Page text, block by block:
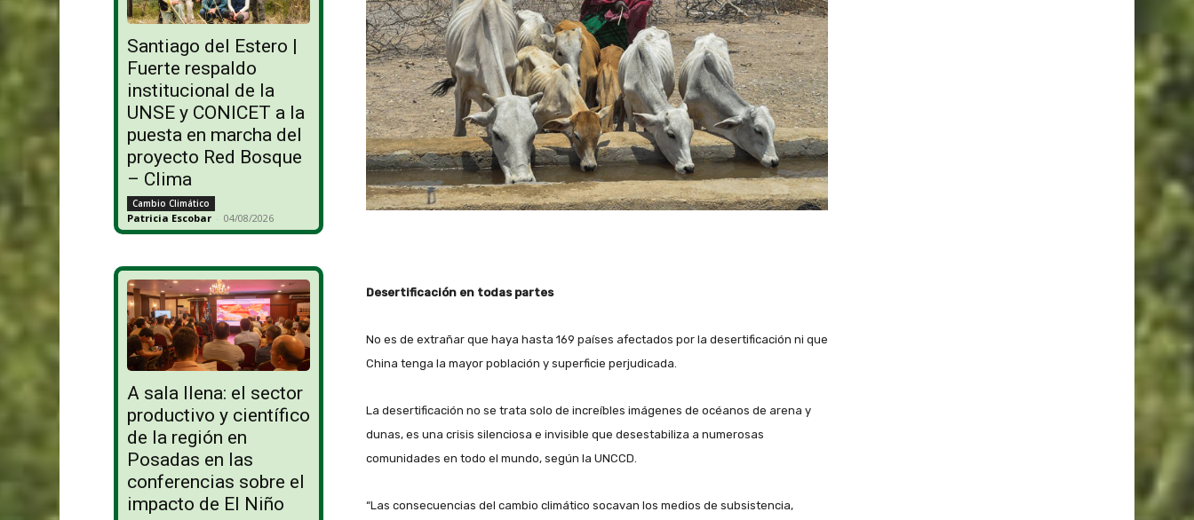
Santiago del Estero |
Fuerte respaldo
institucional de la
UNSE y CONICET a la
puesta en marcha del
proyecto Red Bosque
– Clima
Cambio Climático
Patricia Escobar - 04/08/2026
A sala llena: el sector
productivo y científico
de la región en
Posadas en las
conferencias sobre el
impacto de El Niño
Desertificación en todas partes
No es de extrañar que haya hasta 169 países afectados por la desertificación ni que
China tenga la mayor población y superficie perjudicada.
La desertificación no se trata solo de increíbles imágenes de océanos de arena y
dunas, es una crisis silenciosa e invisible que desestabiliza a numerosas
comunidades en todo el mundo, según la UNCCD.
“Las consecuencias del cambio climático socavan los medios de subsistencia,